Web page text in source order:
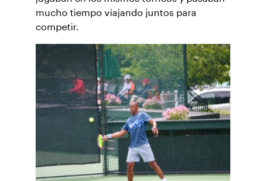
mucho tiempo viajando juntos para
competir.